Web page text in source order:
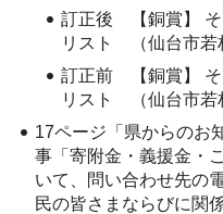
訂正後 【銅賞】
リスト （仙台市若
訂正前 【銅賞】
リスト （仙台市若
17ページ「県からのお
事「寄附金・義援金・
いて、問い合わせ先の
民の皆さまならびに関